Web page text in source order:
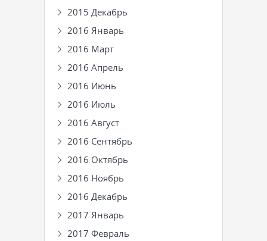
2015 Декабрь
2016 Январь
2016 Март
2016 Апрель
2016 Июнь
2016 Июль
2016 Август
2016 Сентябрь
2016 Октябрь
2016 Ноябрь
2016 Декабрь
2017 Январь
2017 Февраль